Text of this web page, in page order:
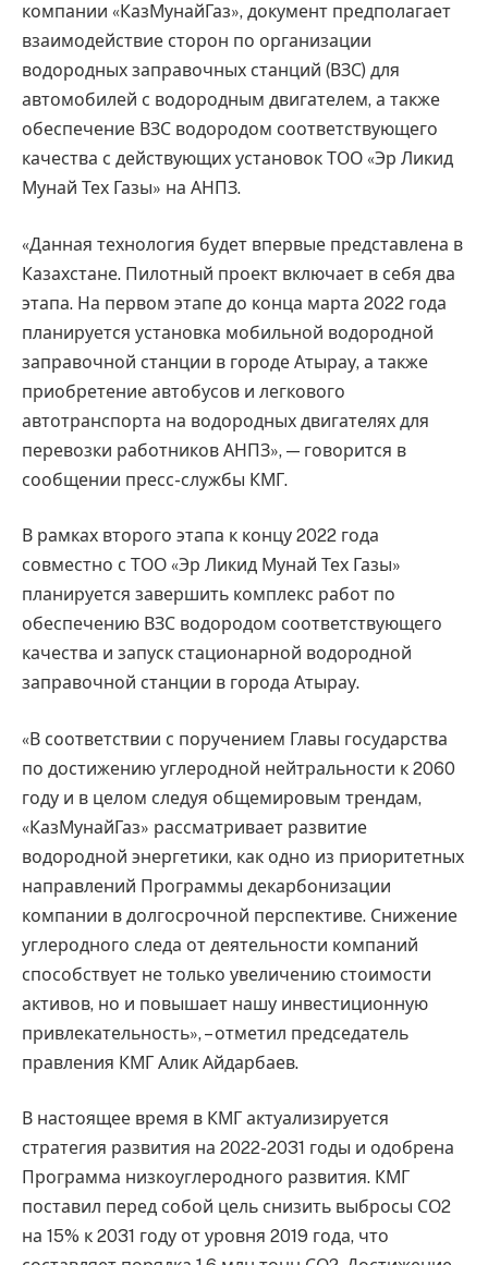
компании «КазМунайГаз», документ предполагает
взаимодействие сторон по организации
водородных заправочных станций (ВЗС) для
автомобилей с водородным двигателем, а также
обеспечение ВЗС водородом соответствующего
качества с действующих установок ТОО «Эр Ликид
Мунай Тех Газы» на АНПЗ.
«Данная технология будет впервые представлена в
Казахстане. Пилотный проект включает в себя два
этапа. На первом этапе до конца марта 2022 года
планируется установка мобильной водородной
заправочной станции в городе Атырау, а также
приобретение автобусов и легкового
автотранспорта на водородных двигателях для
перевозки работников АНПЗ», — говорится в
сообщении пресс-службы КМГ.
В рамках второго этапа к концу 2022 года
совместно с ТОО «Эр Ликид Мунай Тех Газы»
планируется завершить комплекс работ по
обеспечению ВЗС водородом соответствующего
качества и запуск стационарной водородной
заправочной станции в города Атырау.
«В соответствии с поручением Главы государства
по достижению углеродной нейтральности к 2060
году и в целом следуя общемировым трендам,
«КазМунайГаз» рассматривает развитие
водородной энергетики, как одно из приоритетных
направлений Программы декарбонизации
компании в долгосрочной перспективе. Снижение
углеродного следа от деятельности компаний
способствует не только увеличению стоимости
активов, но и повышает нашу инвестиционную
привлекательность», – отметил председатель
правления КМГ Алик Айдарбаев.
В настоящее время в КМГ актуализируется
стратегия развития на 2022-2031 годы и одобрена
Программа низкоуглеродного развития. КМГ
поставил перед собой цель снизить выбросы СО2
на 15% к 2031 году от уровня 2019 года, что